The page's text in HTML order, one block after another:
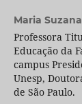
Maria
Professora
Educação da
campus
Unesp,
de São Paulo.